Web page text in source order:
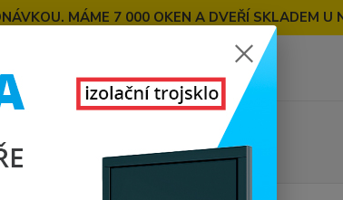
MÁME 7 000 OKEN A DVEŘÍ SKLADEM U